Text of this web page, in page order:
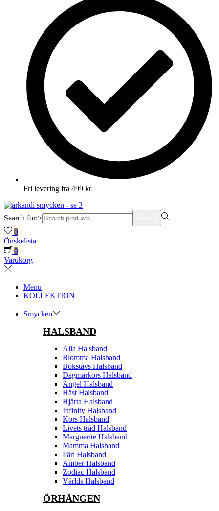
Fri levering fra 499 kr
Search for:>
0
Önskelista
0
Varukorg
Menu
KOLLEKTION
Smycken
HALSBAND
Alla Halsband
Blomma Halsband
Bokstavs Halsband
Dagmarkors Halsband
Ängel Halsband
Häst Halsband
Hjärta Halsband
Infinity Halsband
Kors Halsband
Livets träd Halsband
Marguerite Halsband
Mamma Halsband
Pärl Halsband
Amber Halsband
Zodiac Halsband
Världs Halsband
ÖRHÄNGEN